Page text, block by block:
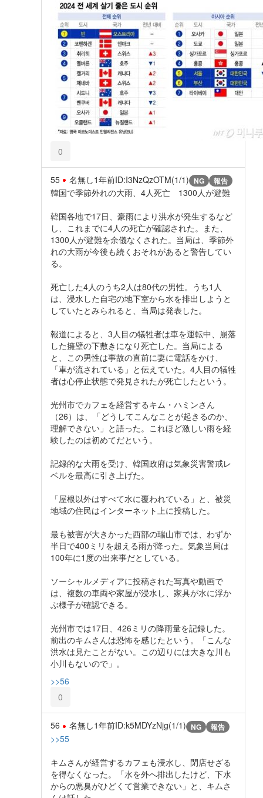
0
55 名無し1年前ID:I3NzQzOTM(1/1) NG 報告
韓国で季節外れの大雨、4人死亡 1300人が避難
韓国各地で17日、豪雨により洪水が発生するなど
し、これまでに4人の死亡が確認された。また、
1300人が避難を余儀なくされた。当局は、季節外
れの大雨が今後も続くおそれがあると警告してい
る。
死亡した4人のうち2人は80代の男性。うち1人
は、浸水した自宅の地下室から水を排出しようと
していたとみられると、当局は発表した。
報道によると、3人目の犠牲者は車を運転中、崩落
した擁壁の下敷きになり死亡した。当局による
と、この男性は事故の直前に妻に電話をかけ、
「車が流されている」と伝えていた。4人目の犠牲
者は心停止状態で発見されたが死亡したという。
光州市でカフェを経営するキム・ハミンさん
（26）は、「どうしてこんなことが起きるのか、
理解できない」と語った。これほど激しい雨を経
験したのは初めてだという。
記録的な大雨を受け、韓国政府は気象災害警戒レ
ベルを最高に引き上げた。
「屋根以外はすべて水に覆われている」と、被災
地域の住民はインターネット上に投稿した。
最も被害が大きかった西部の瑞山市では、わずか
半日で400ミリを超える雨が降った。気象当局は
100年に1度の出来事だとしている。
ソーシャルメディアに投稿された写真や動画で
は、複数の車両や家屋が浸水し、家具が水に浮か
ぶ様子が確認できる。
光州市では17日、426ミリの降雨量を記録した。
前出のキムさんは恐怖を感じたという。「こんな
洪水は見たことがない。この辺りには大きな川も
小川もないので」。
>>56
0
56 名無し1年前ID:k5MDYzNjg(1/1) NG 報告
>>55
キムさんが経営するカフェも浸水し、閉店せざる
を得なくなった。「水を外へ排出したけど、下水
からの悪臭がひどくて営業できない」と、キムさ